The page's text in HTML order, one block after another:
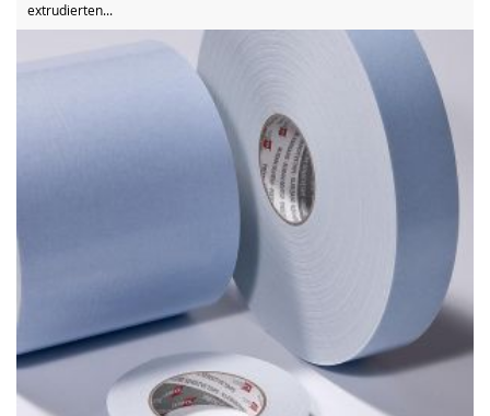
extrudierten...